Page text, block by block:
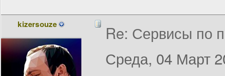
kizersouze
Re: Сервисы по
Среда, 04 Март